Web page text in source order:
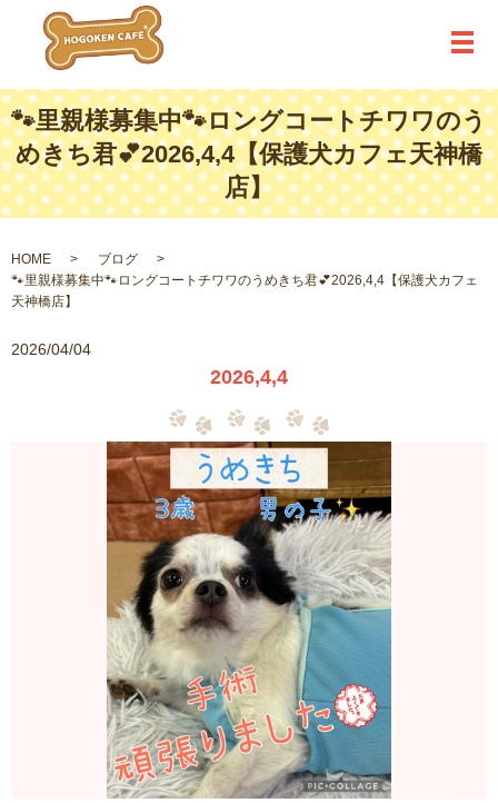
メ
🐾里親様募集中🐾ロングコートチワワのう
めきち君💕2026,4,4【保護犬カフェ天神橋
店】
HOME
ブログ
🐾里親様募集中🐾ロングコートチワワのうめきち君💕2026,4,4【保護犬カフェ
天神橋店】
2026/04/04
2026,4,4